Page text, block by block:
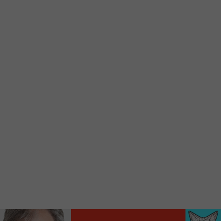
locale vous sont maintenant accessibles en un clic!